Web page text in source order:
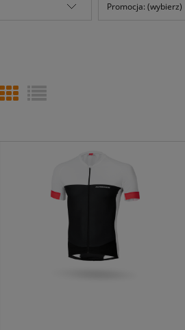
Promocja: (wybierz)